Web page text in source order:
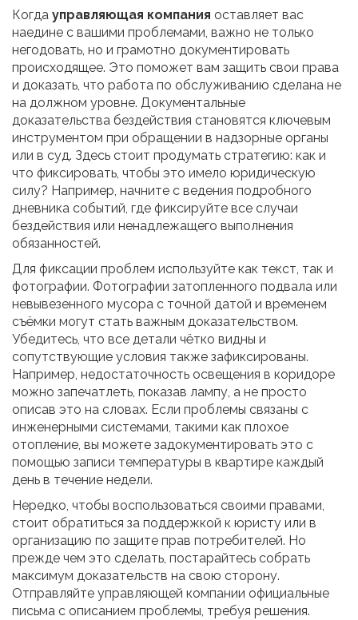
Когда управляющая компания оставляет вас
наедине с вашими проблемами, важно не только
негодовать, но и грамотно документировать
происходящее. Это поможет вам защить свои права
и доказать, что работа по обслуживанию сделана не
на должном уровне. Документальные
доказательства бездействия становятся ключевым
инструментом при обращении в надзорные органы
или в суд. Здесь стоит продумать стратегию: как и
что фиксировать, чтобы это имело юридическую
силу? Например, начните с ведения подробного
дневника событий, где фиксируйте все случаи
бездействия или ненадлежащего выполнения
обязанностей.
Для фиксации проблем используйте как текст, так и
фотографии. Фотографии затопленного подвала или
невывезенного мусора с точной датой и временем
съёмки могут стать важным доказательством.
Убедитесь, что все детали чётко видны и
сопутствующие условия также зафиксированы.
Например, недостаточность освещения в коридоре
можно запечатлеть, показав лампу, а не просто
описав это на словах. Если проблемы связаны с
инженерными системами, такими как плохое
отопление, вы можете задокументировать это с
помощью записи температуры в квартире каждый
день в течение недели.
Нередко, чтобы воспользоваться своими правами,
стоит обратиться за поддержкой к юристу или в
организацию по защите прав потребителей. Но
прежде чем это сделать, постарайтесь собрать
максимум доказательств на свою сторону.
Отправляйте управляющей компании официальные
письма с описанием проблемы, требуя решения.